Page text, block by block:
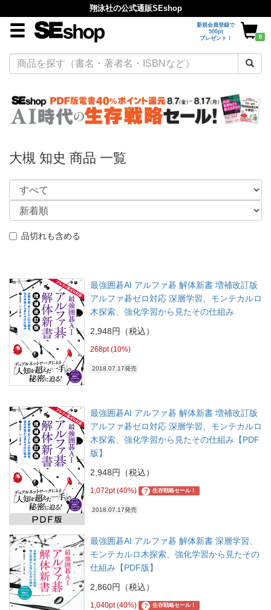
翔泳社の公式通販SEshop
新規会員登録で
500pt
プレゼント！
0
大槻 知史 商品 一覧
品切れも含める
最強囲碁AI アルファ碁 解体新書 増補改訂版
アルファ碁ゼロ対応 深層学習、モンテカルロ
木探索、強化学習から見たその仕組み
2,948円（税込）
268pt (10%)
2018.07.17発売
最強囲碁AI アルファ碁 解体新書 増補改訂版
アルファ碁ゼロ対応 深層学習、モンテカルロ
木探索、強化学習から見たその仕組み【PDF
版】
2,948円（税込）
1,072pt (40%) ? 生存戦略セール！
2018.07.17発売
最強囲碁AI アルファ碁 解体新書 深層学習、
モンテカルロ木探索、強化学習から見たその
仕組み【PDF版】
2,860円（税込）
1,040pt (40%) ? 生存戦略セール！